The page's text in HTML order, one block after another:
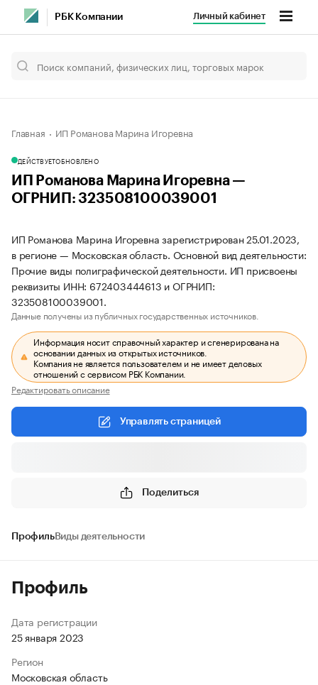
РБК Компании Личный кабинет
Главная ИП Романова Марина Игоревна
ДЕЙСТВУЕТОБНОВЛЕНО
ИП Романова Марина Игоревна —
ОГРНИП: 323508100039001
ИП Романова Марина Игоревна зарегистрирован 25.01.2023,
в регионе — Московская область. Основной вид деятельности:
Прочие виды полиграфической деятельности. ИП присвоены
реквизиты ИНН: 672403444613 и ОГРНИП:
323508100039001.
Данные получены из публичных государственных источников.
Информация носит справочный характер и сгенерирована на
основании данных из открытых источников.
Компания не является пользователем и не имеет деловых
отношений с сервисом РБК Компании.
Редактировать описание
Управлять страницей
Поделиться
ПрофильВиды деятельности
Профиль
Дата регистрации
25 января 2023
Регион
Московская область